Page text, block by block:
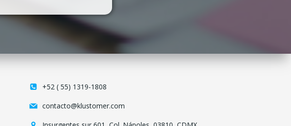
+52 ( 55) 1319-1808
contacto@klustomer.com